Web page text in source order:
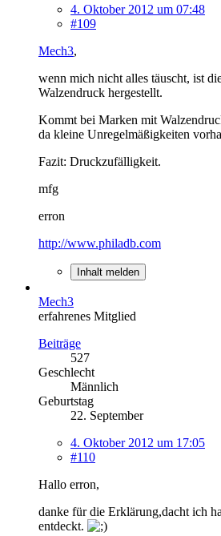
4. Oktober 2012 um 07:48
#109
Mech3,
wenn mich nicht alles täuscht, ist
Walzendruck hergestellt.
Kommt bei Marken mit
da kleine Unregelmäßigkeiten
Fazit: Druckzufälligkeit.
mfg
erron
http://www.philadb.com
Inhalt melden
Mech3
erfahrenes Mitglied
Beiträge
527
Geschlecht
Männlich
Geburtstag
22. September
4. Oktober 2012 um 17:05
#110
Hallo erron,
danke für die Erklärung,dacht ich
entdeckt.